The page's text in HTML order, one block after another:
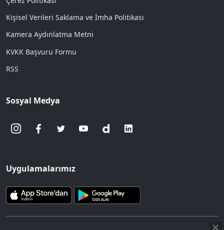
Kişisel Verileri Saklama ve İmha Politikası
Kamera Aydınlatma Metni
KVKK Başvuru Formu
RSS
Sosyal Medya
Uygulamalarımız